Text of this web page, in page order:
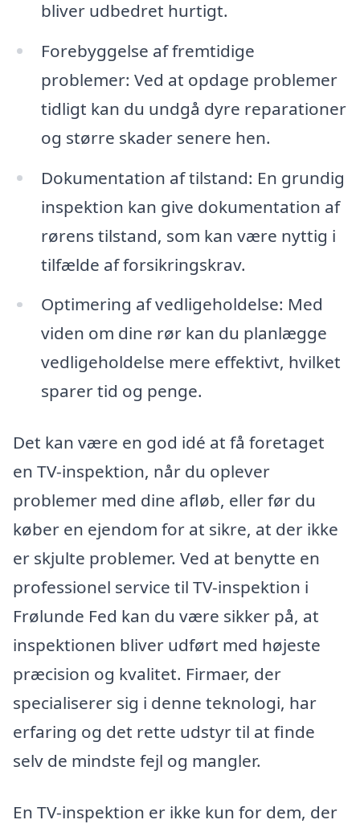
bliver udbedret hurtigt.
Forebyggelse af fremtidige
problemer: Ved at opdage problemer
tidligt kan du undgå dyre reparationer
og større skader senere hen.
Dokumentation af tilstand: En grundig
inspektion kan give dokumentation af
rørens tilstand, som kan være nyttig i
tilfælde af forsikringskrav.
Optimering af vedligeholdelse: Med
viden om dine rør kan du planlægge
vedligeholdelse mere effektivt, hvilket
sparer tid og penge.
Det kan være en god idé at få foretaget
en TV-inspektion, når du oplever
problemer med dine afløb, eller før du
køber en ejendom for at sikre, at der ikke
er skjulte problemer. Ved at benytte en
professionel service til TV-inspektion i
Frølunde Fed kan du være sikker på, at
inspektionen bliver udført med højeste
præcision og kvalitet. Firmaer, der
specialiserer sig i denne teknologi, har
erfaring og det rette udstyr til at finde
selv de mindste fejl og mangler.
En TV-inspektion er ikke kun for dem, der